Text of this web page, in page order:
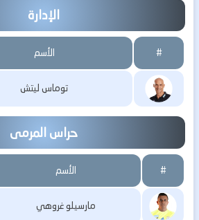
الإدارة
# الأسم
توماس ليتش
حراس المرمى
# الأسم
مارسيلو غروهي